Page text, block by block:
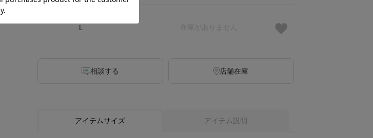
L
相談する 店舗在庫
アイテムサイズ アイテム説明